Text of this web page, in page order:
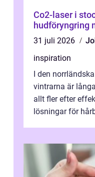
Co2-laser i
hudföryngring
31 juli 2026
inspiration
I den
vintrarna är
allt fler efter
lösningar för